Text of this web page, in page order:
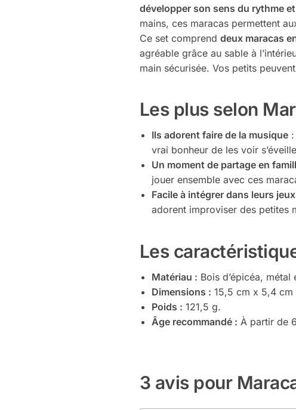
développer son sens du rythme
mains, ces maracas permettent
Ce set comprend deux maracas
agréable grâce au sable à
main sécurisée. Vos petits
Les plus selon
Ils adorent faire de la musique:
vrai bonheur de les voir
Un moment de partage en
jouer ensemble avec ces
Facile à intégrer dans leurs jeux
adorent improviser des petites
Les
Matériau : Bois d’épicéa, métal
Dimensions : 15,5 cm x 5,4
Poids : 121,5 g.
Âge recommandé : À partir de
3 avis pour